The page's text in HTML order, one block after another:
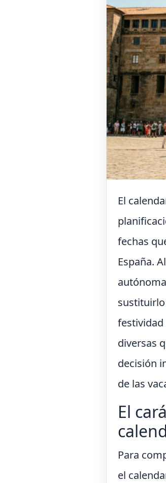
El
fechas
España.
sustituirlo
diversas
decisión
de las
El
Para
el